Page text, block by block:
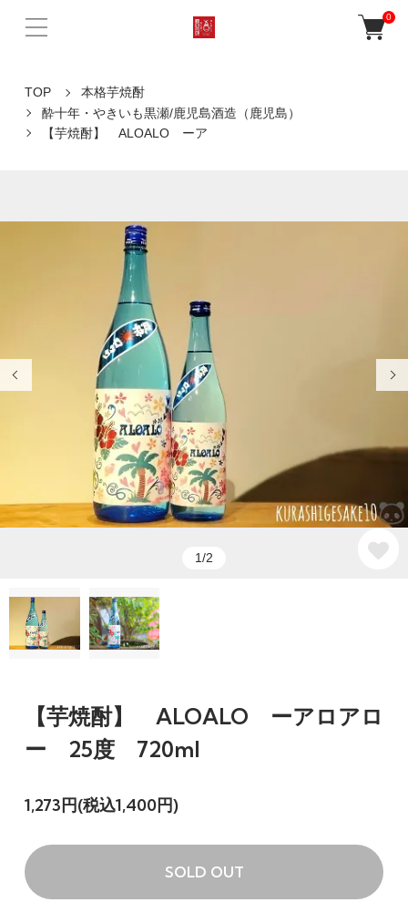
0
TOP
本格芋焼酎
酔十年・やきいも黒瀬/鹿児島酒造（鹿児島）
【芋焼酎】 ALOALO ーア
1/2
【芋焼酎】 ALOALO ーアロアロ
ー 25度 720ml
1,273円(税込1,400円)
SOLD OUT